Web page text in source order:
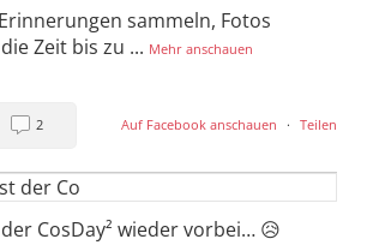
sammeln, Fotos
Zeit bis zu ... Mehr anschauen
Auf Facebook anschauen · Teilen
2
CosDay² wieder vorbei… 😥